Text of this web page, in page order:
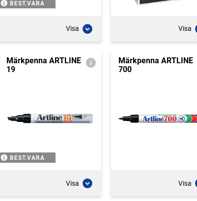
BEST.VARA
Visa Visa
Märkpenna ARTLINE
19
BEST.VARA
Visa
Märkpenna ARTLINE
700
Visa